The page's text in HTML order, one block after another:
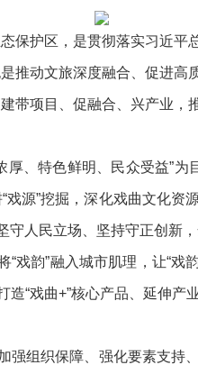
保护区，是贯彻落实习近平
推动文旅深度融合、促进高
带项目、促融合、兴产业，
、特色鲜明、民众受益”为
源”挖掘，深化戏曲文化资
守人民立场、坚持守正创新
“戏韵”融入城市肌理，让“戏
造“戏曲+”核心产品、延伸
强组织保障、强化要素支持